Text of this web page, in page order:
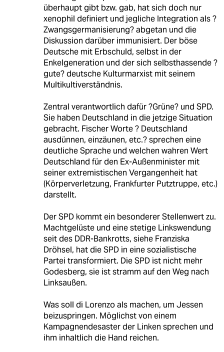
überhaupt gibt bzw. gab, hat sich doch nur
xenophil definiert und jegliche Integration als ?
Zwangsgermanisierung? abgetan und die
Diskussion darüber immunisiert. Der böse
Deutsche mit Erbschuld, selbst in der
Enkelgeneration und der sich selbsthassende ?
gute? deutsche Kulturmarxist mit seinem
Multikultiverständnis.
Zentral verantwortlich dafür ?Grüne? und SPD.
Sie haben Deutschland in die jetzige Situation
gebracht. Fischer Worte ? Deutschland
ausdünnen, einzäunen, etc.? sprechen eine
deutliche Sprache und welchen wahren Wert
Deutschland für den Ex-Außenminister mit
seiner extremistischen Vergangenheit hat
(Körperverletzung, Frankfurter Putztruppe, etc.)
darstellt.
Der SPD kommt ein besonderer Stellenwert zu.
Machtgelüste und eine stetige Linkswendung
seit des DDR-Bankrotts, siehe Franziska
Dröhsel, hat die SPD in eine sozialistische
Partei transformiert. Die SPD ist nicht mehr
Godesberg, sie ist stramm auf den Weg nach
Linksaußen.
Was soll di Lorenzo als machen, um Jessen
beizuspringen. Möglichst von einem
Kampagnendesaster der Linken sprechen und
ihm inhaltlich die Hand reichen.